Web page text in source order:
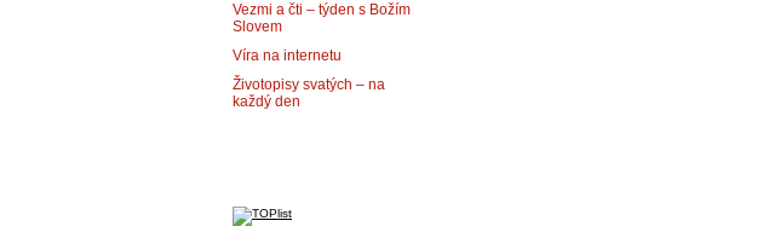
Vezmi a čti – týden s Božím
Slovem
Víra na internetu
Životopisy svatých – na
každý den